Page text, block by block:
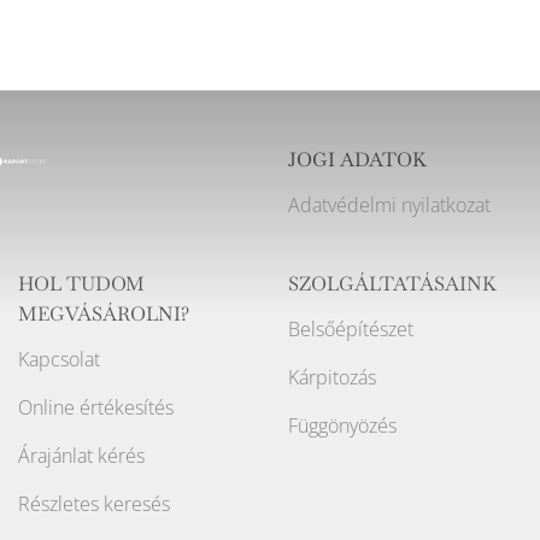
JOGI ADATOK
Adatvédelmi nyilatkozat
HOL TUDOM
MEGVÁSÁROLNI?
Kapcsolat
Online értékesítés
Árajánlat kérés
Részletes keresés
SZOLGÁLTATÁSAINK
Belsőépítészet
Kárpitozás
Függönyözés